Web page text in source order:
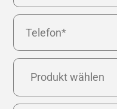
Produkt wählen